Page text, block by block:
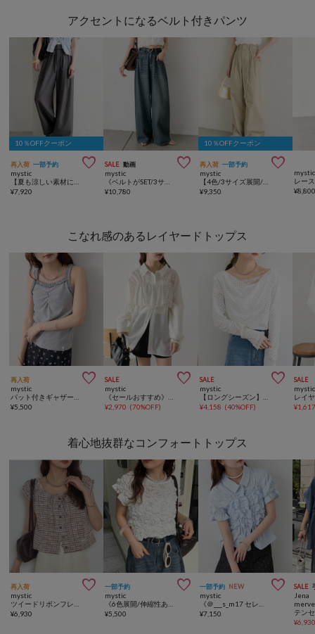
アクセントになるベルト付きパンツ
10％OFFクーポン
再入荷 一部予約 
mystic
¥7,920
SALE 動画 
mystic
¥10,780
10％OFFクーポン
再入荷 一部予約 
mystic
【4色/3サイズ展開/ラクなのに美しいシルエット】ワイドベルトタックパンツ
¥9,350
mystic
¥
こなれ感のあるレイヤードトップス
再入荷 
mystic
¥5,500
SALE 
mystic
¥2,970 (70%OFF)
SALE 
mystic
¥4,158 (40%OFF)
SALE
mystic
¥
着心地抜群なコンフォートトップス
再入荷 
mystic
ツイードリボンフレンチT
¥6,930
一部予約 
mystic
《6色展開/伸縮性あり◎》ふわふわシャーリングTシャツ
¥5,500
一部予約 NEW 
mystic
《＠___s_m17 セレクト/IVO》【WEB限定NVY/新色PNK】シャーリングシェイプシャツ
¥7,150
SALE
Jena
¥